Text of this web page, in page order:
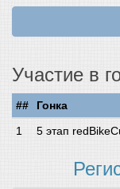
Участие в
##
Гонка
5 этап